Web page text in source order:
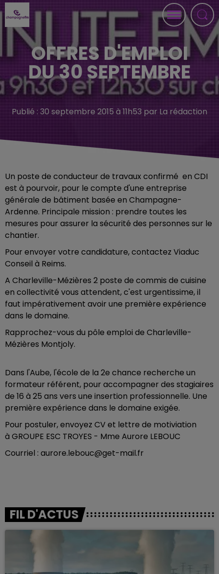
OFFRES D'EMPLOI
DU 30 SEPTEMBRE
Publié : 30 septembre 2015 à 11h53 par La rédaction
Un poste de conducteur de travaux confirmé en CDI
est à pourvoir, pour le compte d'une entreprise
générale de bâtiment basée en Champagne-
Ardenne. Principale mission : prendre toutes les
mesures pour assurer la sécurité des personnes sur le
chantier.
Pour envoyer votre candidature, contactez Viaduc
Conseil à Reims.
A Charleville-Mézières 2 poste de commis de cuisine
en collectivité vous attendent, c'est urgentissime, il
faut impérativement avoir une première expérience
dans le domaine.
Rapprochez-vous du pôle emploi de Charleville-
Mézières Montjoly.
Dans l'Aube, l'école de la 2e chance recherche un
formateur référent, pour accompagner des stagiaires
de 16 à 25 ans vers une insertion professionnelle. Une
première expérience dans le domaine exigée.
Pour postuler, envoyez CV et lettre de motiviation
à GROUPE ESC TROYES - Mme Aurore LEBOUC
Courriel : aurore.lebouc@get-mail.fr
FIL D'ACTUS